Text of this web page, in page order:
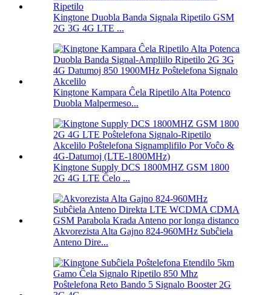
Kingtone Duobla Banda Signala Ripetilo GSM
2G 3G 4G LTE ...
Kingtone Kampara Ĉela Ripetilo Alta Potenco
Duobla Malpermeso...
Kingtone Supply DCS 1800MHZ GSM 1800
2G 4G LTE Ĉelo ...
Akvorezista Alta Gajno 824-960MHz Subĉiela
Anteno Dire...